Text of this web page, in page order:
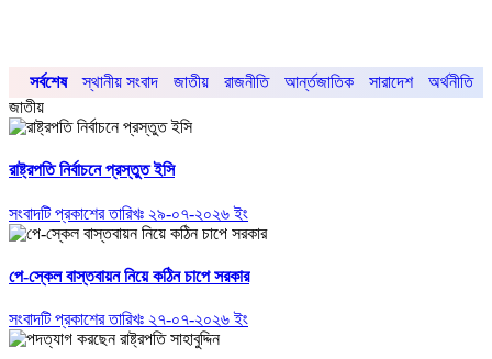
সর্বশেষ স্থানীয় সংবাদ জাতীয় রাজনীতি আর্ন্তজাতিক সারাদেশ অর্থনীতি
জাতীয়
রাষ্ট্রপতি নির্বাচনে প্রস্তুত ইসি
সংবাদটি প্রকাশের তারিখঃ ২৯-০৭-২০২৬ ইং
পে-স্কেল বাস্তবায়ন নিয়ে কঠিন চাপে সরকার
সংবাদটি প্রকাশের তারিখঃ ২৭-০৭-২০২৬ ইং